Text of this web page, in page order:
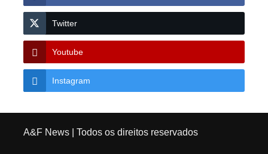
Twitter
Youtube
Instagram
A&F News| Todos os direitos reservados